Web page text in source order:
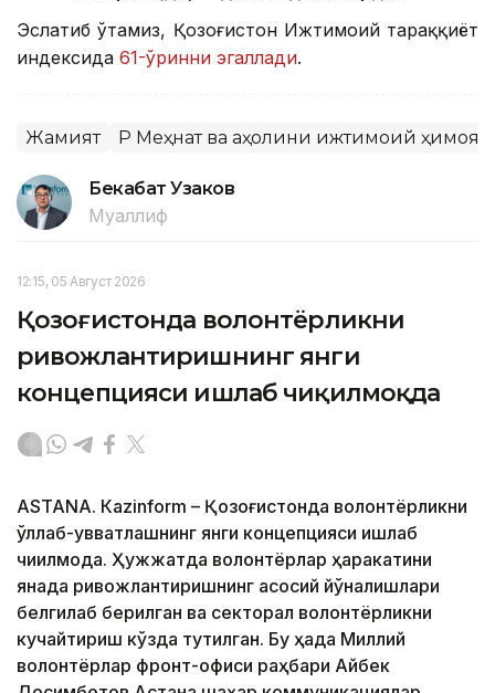
Эслатиб ўтамиз, Қозоғистон Ижтимоий тараққиёт
индексида 61-ўринни эгаллади.
Жамият ҚР Меҳнат ва аҳолини ижтимоий ҳимоя
Бекабат Узаков
Муаллиф
12:15, 05 Август 2026
Қозоғистонда волонтёрликни
ривожлантиришнинг янги
концепцияси ишлаб чиқилмоқда
ASTANА. Кazinform – Қозоғистонда волонтёрликни
қўллаб-қувватлашнинг янги концепцияси ишлаб
чиқилмоқда. Ҳужжатда волонтёрлар ҳаракатини
янада ривожлантиришнинг асосий йўналишлари
белгилаб берилган ва секторал волонтёрликни
кучайтириш кўзда тутилган. Бу ҳақда Миллий
волонтёрлар фронт-офиси раҳбари Айбек